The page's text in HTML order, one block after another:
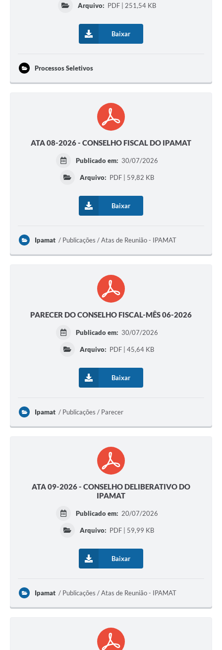
Arquivo: PDF | 251,54 KB
Baixar
Processos Seletivos
ATA 08-2026 - CONSELHO FISCAL DO IPAMAT
Publicado em: 30/07/2026
Arquivo: PDF | 59,82 KB
Baixar
Ipamat Publicações / Atas de Reunião - IPAMAT
PARECER DO CONSELHO FISCAL-MÊS 06-2026
Publicado em: 30/07/2026
Arquivo: PDF | 45,64 KB
Baixar
Ipamat Publicações / Parecer
ATA 09-2026 - CONSELHO DELIBERATIVO DO
IPAMAT
Publicado em: 20/07/2026
Arquivo: PDF | 59,99 KB
Baixar
Ipamat Publicações / Atas de Reunião - IPAMAT